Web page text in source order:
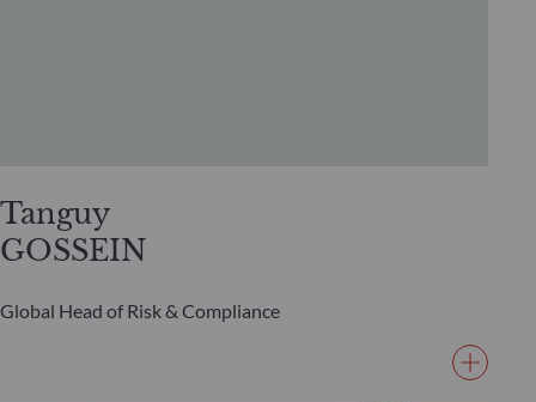
Tanguy
GOSSEIN
Global Head of Risk & Compliance